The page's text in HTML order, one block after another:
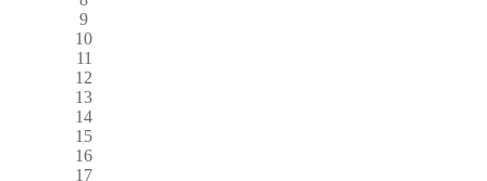
9
10
11
12
13
14
15
16
17